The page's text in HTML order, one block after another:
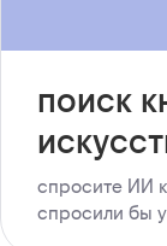
поиск
спросите ИИ
спросили бы